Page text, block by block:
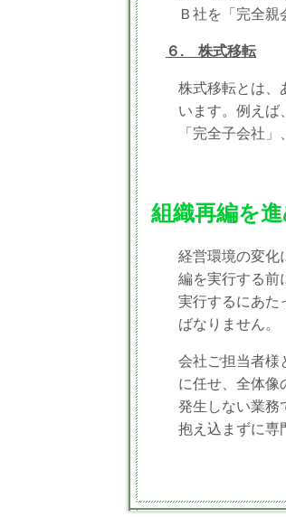
Ｂ社を「完全親
６. 株式移転
株式移転とは、
います。例えば
「完全子会社
組織再編を
経営環境の変化
編を実行する前
実行するにあた
ばなりません。
会社ご担当者様
に任せ、全体像
発生しない業務
抱え込まずに専